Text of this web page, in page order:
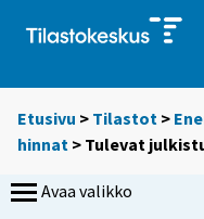
Etusivu > Tilastot >
hinnat > Tulevat
Avaa valikko